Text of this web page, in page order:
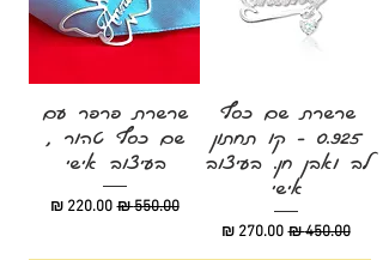
שרשרת שם כסף
0.925 - קו תחתון
לב ואבן חן. בעיצוב
אישי
מחיר רגיל‏450.00 ‏₪ מחיר מבצע‏270.00 ‏₪
שרשרת פרפר עם
שם כסף טהור ,
בעיצוב אישי
מחיר רגיל‏550.00 ‏₪ מחיר מבצע‏220.00 ‏₪